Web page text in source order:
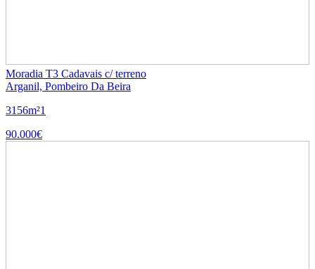
Moradia T3 Cadavais c/ terreno
Arganil, Pombeiro Da Beira
31 56m²1
90.000€